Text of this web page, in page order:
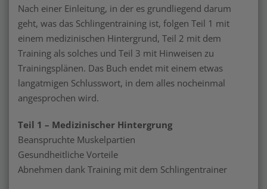
Nach einer Einleitung, in der es grundliegend darum
geht, was das Schlingentraining ist, folgen Teil 1 mit
einem medizinischen Hintergrund, Teil 2 mit dem
Training als solches und Teil 3 mit Hinweisen zu
Trainingsplänen. Das Buch endet mit einem etwas
langatmigen Schlusswort, in dem alles nocheinmal
angesprochen wird.
Teil 1 – Medizinischer Hintergrung
Beanspruchte Muskelpartien
Gesundheitliche Vorteile
Abnehmen dank Training mit dem Schlingentrainer